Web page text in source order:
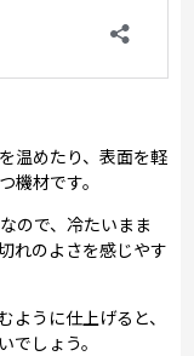
温めたり、表面を軽
機材です。
ので、冷たいまま
れのよさを感じやす
うに仕上げると、
しょう。